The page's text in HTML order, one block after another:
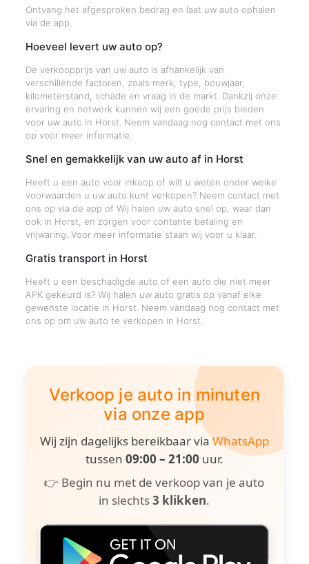
Ontvang het afgesproken bedrag en laat uw auto ophalen
via de app.
Hoeveel levert uw auto op?
De verkoopprijs van uw auto is afhankelijk van
verschillende factoren, zoals merk, type, bouwjaar,
kilometerstand, schade en vraag in de markt. Dankzij onze
ervaring en netwerk kunnen wij een goede prijs bieden
voor uw auto in Horst. Neem vandaag nog contact met ons
op voor meer informatie.
Snel en gemakkelijk van uw auto af in Horst
Heeft u een auto voor inkoop of wilt u weten onder welke
voorwaarden u uw auto kunt verkopen? Neem contact met
ons op via de app of Wij halen uw auto snel op, waar dan
ook in Horst, en zorgen voor contante betaling en
vrijwaring. Voor meer informatie staan wij voor u klaar.
Gratis transport in Horst
Heeft u een beschadigde auto of een auto die niet meer
APK gekeurd is? Wij halen uw auto gratis op vanaf elke
gewenste locatie in Horst. Neem vandaag nog contact met
ons op om uw auto te verkopen in Horst.
Verkoop je auto in minuten
via onze app
Wij zijn dagelijks bereikbaar viaWhatsApp
tussen 09:00 – 21:00 uur.
👉 Begin nu met de verkoop van je auto
in slechts3 klikken.